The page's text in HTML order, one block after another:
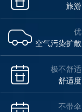
旅游
优
空气污染扩散
极不舒适
舒适度
不带伞